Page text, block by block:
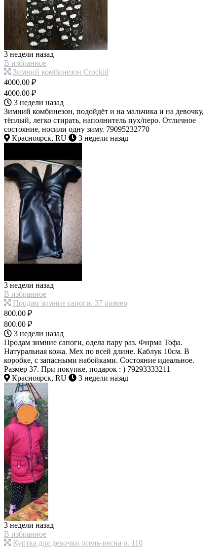
3 недели назад
В избранное
Зимний комбинезон Crockid
4000.00 ₽
4000.00 ₽
3 недели назад
Зимний комбинезон, подойдёт и на мальчика и на девочку,
тёплый, легко стирать, наполнитель пух/перо. Отличное
состояние, носили одну зиму. 79095232770
Красноярск, RU
3 недели назад
3 недели назад
В избранное
Продам зимние сапоги. 37 размер
800.00 ₽
800.00 ₽
3 недели назад
Продам зимние сапоги, одела пару раз. Фирма Тофа.
Натуральная кожа. Мех по всей длине. Каблук 10см. В
коробке, с запасными набойками. Состояние идеальное.
Размер 37. При покупке, подарок : ) 79293333211
Красноярск, RU
3 недели назад
3 недели назад
В избранное
Куртка для девочки осень-весна р. 110